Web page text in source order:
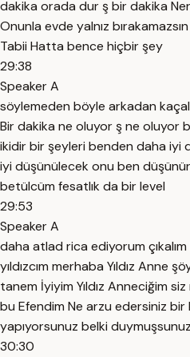
dakika orada dur ş bir dakika
Onunla evde yalnız
Tabii Hatta bence hiçbir şey
29:38
Speaker A
söylemeden böyle arkadan
Bir dakika ne oluyor ş ne oluyor
ikidir bir şeyleri benden daha iyi
iyi düşünülecek onu ben
betülcüm fesatlık da bir level
29:53
Speaker A
daha atlad rica ediyorum
yıldızcım merhaba Yıldız Anne
tanem İyiyim Yıldız Anneciğim
bu Efendim Ne arzu edersiniz
yapıyorsunuz belki
30:30